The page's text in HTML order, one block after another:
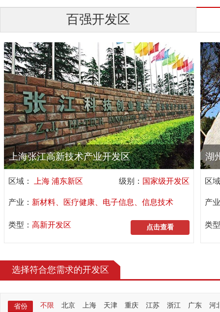
百强开发区
上海张江高新技术产业开发区
区域： 上海 浦东新区 级别： 国家级开发区
产业： 新材料、医疗健康、电子信息、信息技术
类型： 高新开发区 点击查看
湖
区
产
类
选择符合您需求的开发区
省份 不限 北京 上海 天津 重庆 江苏 浙江 广东 河